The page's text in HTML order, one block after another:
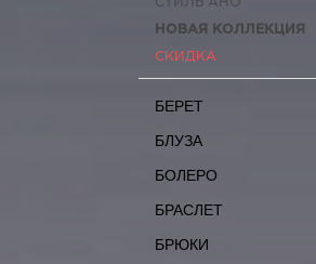
СТИЛЬ АНО
НОВАЯ КОЛЛЕКЦИЯ
СКИДКА
БЕРЕТ
БЛУЗА
БОЛЕРО
БРАСЛЕТ
БРЮКИ